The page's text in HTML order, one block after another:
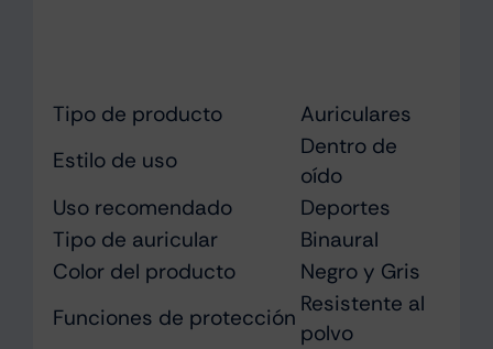
Tipo de producto
Auriculares
Estilo de uso
Dentro de
oído
Uso recomendado
Deportes
Tipo de auricular
Binaural
Color del producto
Negro y Gris
Funciones de protección
Resistente al
polvo